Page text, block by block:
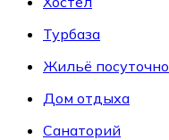
Турбаза
Жильё посуточно
Дом отдыха
Санаторий